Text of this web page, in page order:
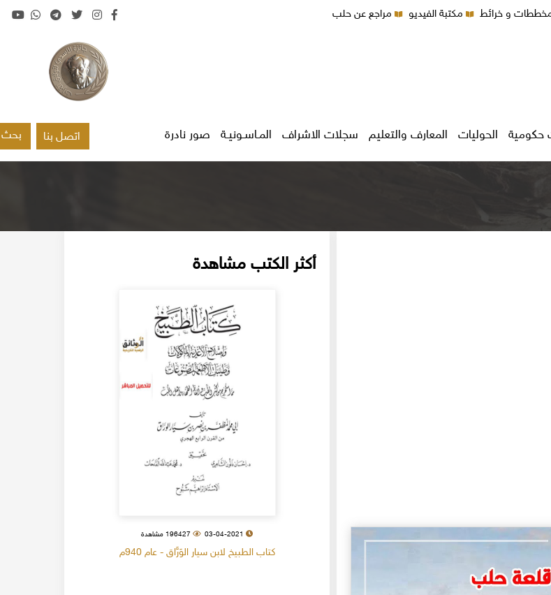
و خرائط مكتبة الفيديو مراجع عن حلب
حكومية الحوليات المعارف والتعليم سجلات الاشراف المـاسـونيـة صور نادرة اتصل بنا بحث
أكثر الكتب مشاهدة
الاصلية غير المنقحة
03-04-2021 196427 مشاهدة
كتاب الطبيخ لابن سيار الوَرَّاق - عام 940م